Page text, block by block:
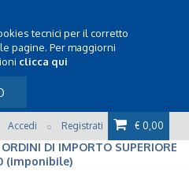
tecnici per il corretto
pagine. Per maggiorni
clicca qui
Accedi o Registrati € 0,00
DI IMPORTO SUPERIORE
(imponibile)